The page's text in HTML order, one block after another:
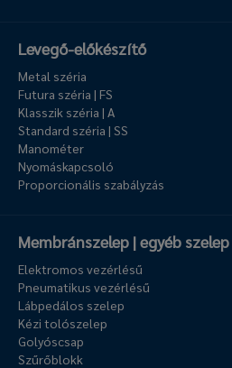
Levegő-előkészítő
Metal széria
Futura széria | FS
Klasszik széria | A
Standard széria | SS
Manométer
Nyomáskapcsoló
Proporcionális szabályzás
Membránszelep | egyéb szelep
Elektromos vezérlésű
Pneumatikus vezérlésű
Lábpedálos szelep
Kézi tolószelep
Golyóscsap
Szűrőblokk